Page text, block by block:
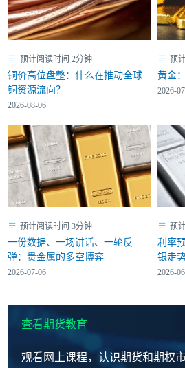
预计阅读时间 2分钟
铜价高位盘整：什么在推动全球
铜资源流向？
2026-08-06
预
黄金
2026-
预计阅读时间 3分钟
一份数据、一场讲话、一轮反
弹：贵金属的多空博弈
2026-07-06
预
利率
银走
2026-
查看期货教育
观看网上课程，认识期货和期权